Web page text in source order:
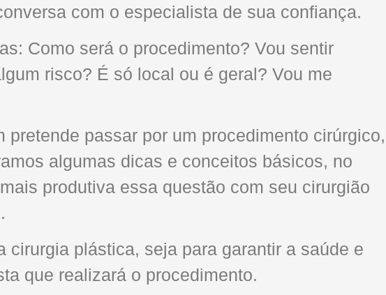
com o especialista de sua confiança.
Como será o procedimento? Vou sentir
risco? É só local ou é geral? Vou me
passar por um procedimento cirúrgico,
algumas dicas e conceitos básicos, no
produtiva essa questão com seu cirurgião
plástica, seja para garantir a saúde e
que realizará o procedimento.